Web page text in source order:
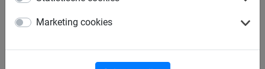
Marketing cookies